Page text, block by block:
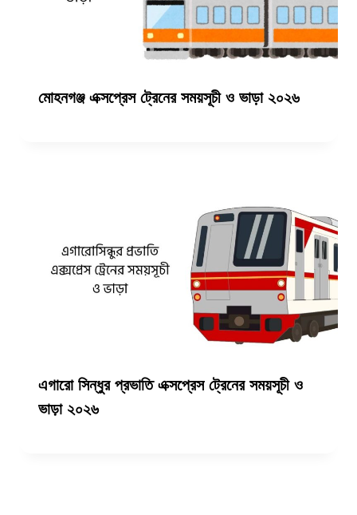
মোহনগঞ্জ এক্সপ্রেস ট্রেনের সময়সূচী ও ভাড়া ২০২৬
এগারো সিন্ধুর প্রভাতি এক্সপ্রেস ট্রেনের সময়সূচী ও
ভাড়া ২০২৬